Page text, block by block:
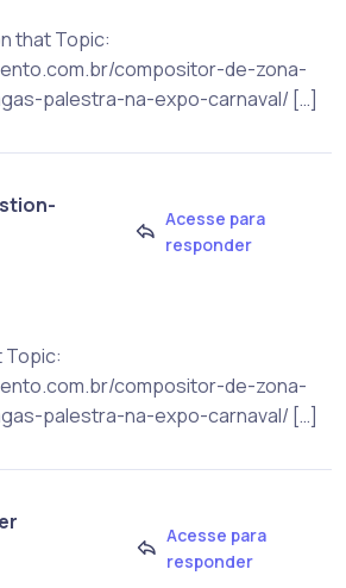
that Topic:
compositor-de-zona-
palestra-na-expo-carnaval/ […]
Acesse para
responder
Topic:
compositor-de-zona-
palestra-na-expo-carnaval/ […]
Acesse para
responder